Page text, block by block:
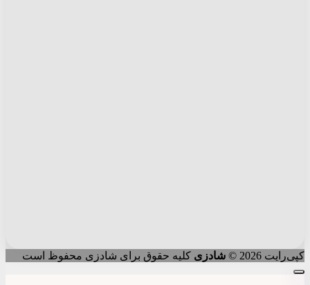
کپی‌رایت 2026 © شادزی کلیه حقوق برای شادزی محفوظ است